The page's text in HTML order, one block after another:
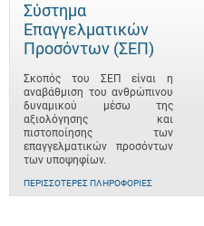
Σύστημα
Επαγγελματικών
Προσόντων (ΣΕΠ)
Σκοπός του ΣΕΠ είναι η
αναβάθμιση του ανθρώπινου
δυναμικού μέσω της
αξιολόγησης και
πιστοποίησης των
επαγγελματικών προσόντων
των υποψηφίων.
ΠΕΡΙΣΣΌΤΕΡΕΣ ΠΛΗΡΟΦΟΡΊΕΣ